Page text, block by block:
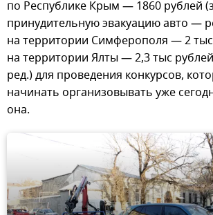
по Республике Крым — 1860 рублей
принудительную эвакуацию авто —
на территории Симферополя — 2
на территории Ялты — 2,3 тыс
ред.) для проведения конкурсов,
начинать организовывать уже
она.